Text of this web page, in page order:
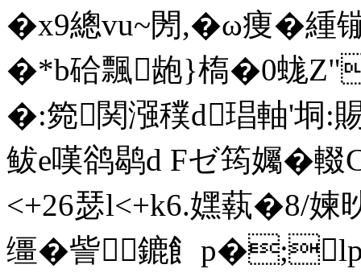
�x9總vu~閍,�ω痩�緟
�*b硆飄龅}槗�0 蛖Z"
�:箢関漒穙d琩軸'垌
鲅e嘆鹆鹖d Fゼ筠孎�輟
<+26瑟l<+k6.嫼蓻�8/
缰�訾鏕飠